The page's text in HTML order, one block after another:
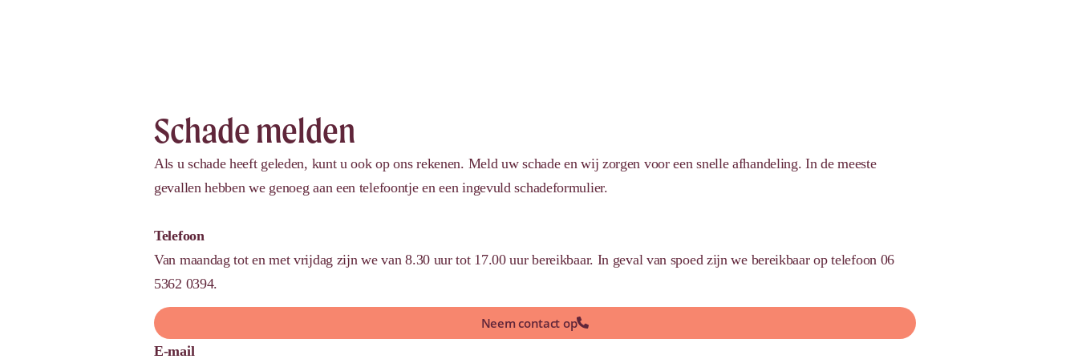
Schade melden
Als u schade heeft geleden, kunt u ook op ons rekenen. Meld uw schade en wij zorgen voor een snelle afhandeling. In de meeste
gevallen hebben we genoeg aan een telefoontje en een ingevuld schadeformulier.
Telefoon
Van maandag tot en met vrijdag zijn we van 8.30 uur tot 17.00 uur bereikbaar. In geval van spoed zijn we bereikbaar op telefoon 06
5362 0394.
Neem contact op
E-mail